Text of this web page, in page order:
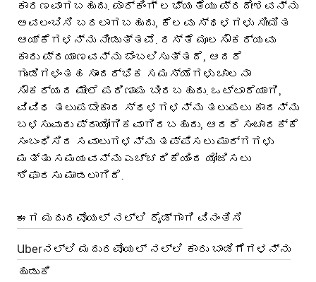
ಕಾರಣವಾಗಬಹುದು. ಪಾರ್ಕಿಂಗ್ ಲಭ್ಯತೆಯು ಪ್ರದೇಶವನ್ನು
ಅವಲಂಬಿಸಿ ಬದಲಾಗಬಹುದು, ಕೆಲವು ಸ್ಥಳಗಳು ಸೀಮಿತ
ಆಯ್ಕೆಗಳನ್ನು ನೀಡುತ್ತವೆ. ರಸ್ತೆ ಮೂಲಸೌಕರ್ಯವು
ಕಾರು ಪ್ರಯಾಣವನ್ನು ಬೆಂಬಲಿಸುತ್ತದೆ, ಆದರೆ
ಗುಂಡಿಗಳಂತಹ ಸಾಂದರ್ಭಿಕ ಸಮಸ್ಯೆಗಳು ಚಾಲನಾ
ಸೌಕರ್ಯದ ಮೇಲೆ ಪರಿಣಾಮ ಬೀರಬಹುದು. ಒಟ್ಟಾರೆಯಾಗಿ,
ವಿವಿಧ ತಲುಪಬೇಕಾದ ಸ್ಥಳಗಳನ್ನು ತಲುಪಲು ಕಾರನ್ನು
ಬಳಸುವುದು ಪ್ರಾಯೋಗಿಕವಾಗಿರಬಹುದು, ಆದರೆ ಸಂಚಾರಕ್ಕೆ
ಸಂಬಂಧಿಸಿದ ಸವಾಲುಗಳನ್ನು ತಪ್ಪಿಸಲು ಮಾರ್ಗಗಳು
ಮತ್ತು ಸಮಯವನ್ನು ಎಚ್ಚರಿಕೆಯಿಂದ ಯೋಜಿಸಲು
ಶಿಫಾರಸು ಮಾಡಲಾಗಿದೆ.
ಈಗ ಮದುರವೊಯಲ್ ನಲ್ಲಿ ರೈಡ್‌ಗಾಗಿ ವಿನಂತಿಸಿ
Uberನಲ್ಲಿ ಮದುರವೊಯಲ್ ನಲ್ಲಿ ಕಾರು ಬಾಡಿಗೆಗಳನ್ನು
ಹುಡುಕಿ